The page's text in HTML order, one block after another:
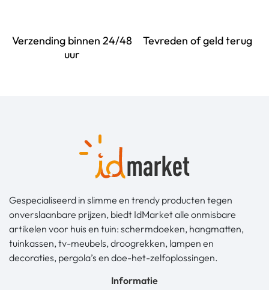
Verzending binnen 24/48
uur
Tevreden of geld terug
Gespecialiseerd in slimme en trendy producten tegen
onverslaanbare prijzen, biedt IdMarket alle onmisbare
artikelen voor huis en tuin: schermdoeken, hangmatten,
tuinkassen, tv-meubels, droogrekken, lampen en
decoraties, pergola’s en doe-het-zelfoplossingen.
Informatie